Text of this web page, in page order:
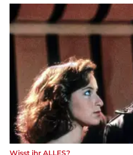
Wisst ihr ALLES?